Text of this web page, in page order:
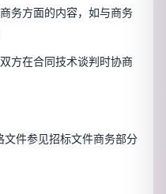
务方面的内容，如与商务
方在合同技术谈判时协商
件参见招标文件商务部分